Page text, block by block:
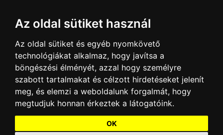
Az oldal sütiket használ
Az oldal sütiket és egyéb nyomkövető
technológiákat alkalmaz, hogy javítsa a
böngészési élményét, azzal hogy személyre
szabott tartalmakat és célzott hirdetéseket jelenít
meg, és elemzi a weboldalunk forgalmát, hogy
megtudjuk honnan érkeztek a látogatóink.
OK